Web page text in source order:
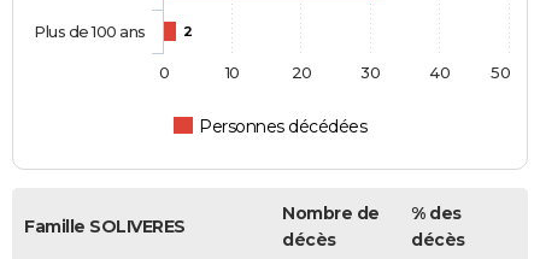
2
Personnes décédées
Plus de 100 ans
0 10 20 30 40 50
Famille SOLIVERES
Nombre de
décès
% des
décès